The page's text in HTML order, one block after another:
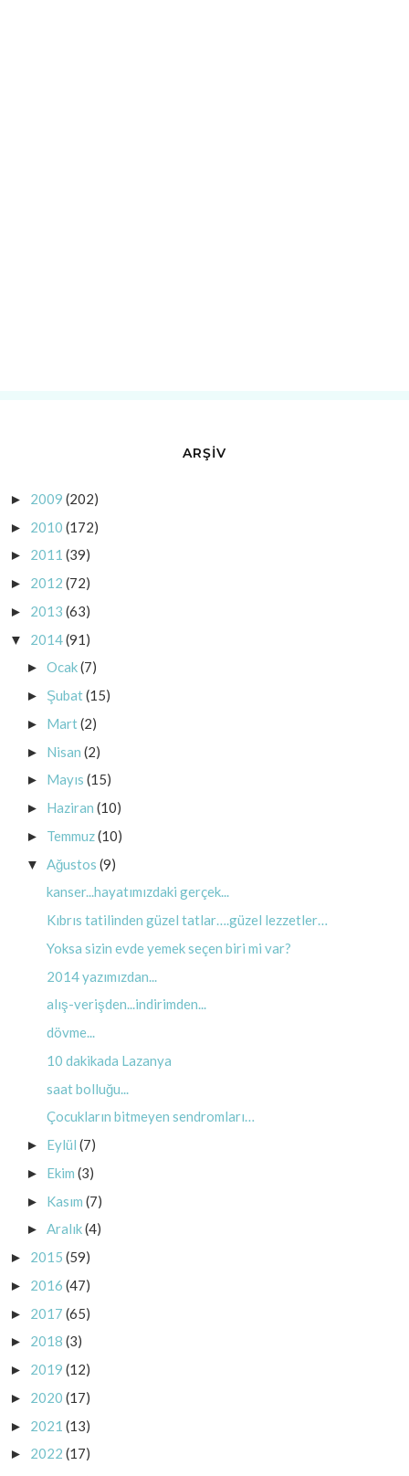
ARŞİV
► 2009 (202)
► 2010 (172)
► 2011 (39)
► 2012 (72)
► 2013 (63)
▼ 2014(91)
► Ocak(7)
► Şubat(15)
► Mart(2)
► Nisan (2)
► Mayıs (15)
► Haziran (10)
► Temmuz(10)
▼ Ağustos (9)
kanser...hayatımızdaki gerçek...
Kıbrıs tatilinden güzel tatlar….güzel lezzetler…
Yoksa sizin evde yemek seçen biri mi var?
2014 yazımızdan...
alış-verişden...indirimden...
dövme...
10 dakikada Lazanya
saat bolluğu...
Çocukların bitmeyen sendromları…
► Eylül (7)
► Ekim (3)
► Kasım (7)
► Aralık(4)
► 2015 (59)
► 2016 (47)
► 2017 (65)
► 2018 (3)
► 2019 (12)
► 2020 (17)
► 2021 (13)
► 2022 (17)